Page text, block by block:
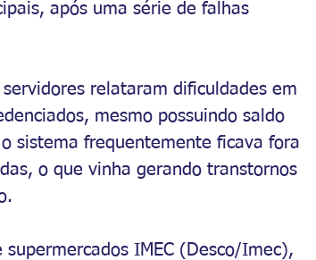
após uma série de falhas
relataram dificuldades em
mesmo possuindo saldo
sistema frequentemente ficava fora
o que vinha gerando transtornos
IMEC (Desco/Imec),